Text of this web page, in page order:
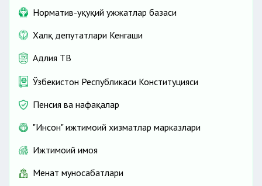
Норматив-ҳуқуқий ҳужжатлар базаси
Халқ депутатлари Кенгаши
Адлия ТВ
Ўзбекистон Республикаси Конституцияси
Пенсия ва нафақалар
"Инсон" ижтимоий хизматлар марказлари
Ижтимоий ҳимоя
Меҳнат муносабатлари